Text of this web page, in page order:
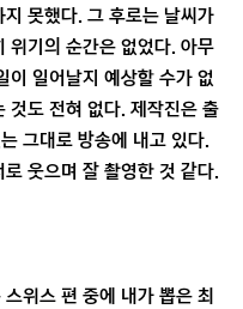
못했다. 그 후로는 날씨가
위기의 순간은 없었다. 아무
이 일어날지 예상할 수가 없
것도 전혀 없다. 제작진은 출
그대로 방송에 내고 있다.
웃으며 잘 촬영한 것 같다.
위스 편 중에 내가 뽑은 최